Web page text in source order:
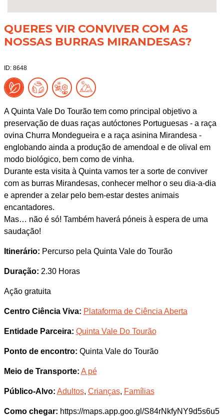
QUERES VIR CONVIVER COM AS
NOSSAS BURRAS MIRANDESAS?
ID: 8648
A Quinta Vale Do Tourão tem como principal objetivo a
preservação de duas raças autóctones Portuguesas - a raça
ovina Churra Mondegueira e a raça asinina Mirandesa -
englobando ainda a produção de amendoal e de olival em
modo biológico, bem como de vinha.
Durante esta visita à Quinta vamos ter a sorte de conviver
com as burras Mirandesas, conhecer melhor o seu dia-a-dia
e aprender a zelar pelo bem-estar destes animais
encantadores.
Mas… não é só! Também haverá póneis à espera de uma
saudação!
Itinerário: Percurso pela Quinta Vale do Tourão
Duração: 2.30 Horas
Ação gratuita
Centro Ciência Viva: Plataforma de Ciência Aberta
Entidade Parceira: Quinta Vale Do Tourão
Ponto de encontro: Quinta Vale do Tourão
Meio de Transporte: A pé
Público-Alvo: Adultos, Crianças, Famílias
Como chegar: https://maps.app.goo.gl/S84rNkfyNY9d5s6u5